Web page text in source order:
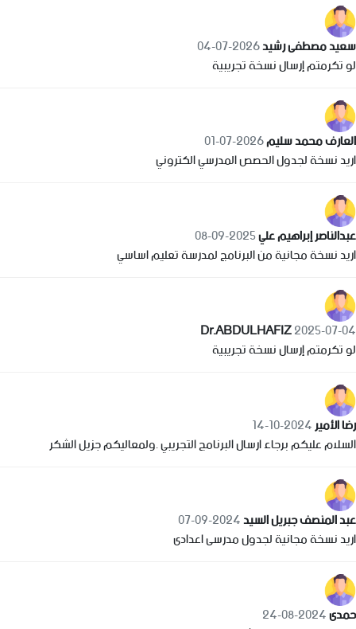
سعيد مصطفى رشيد2026-07-04
لو تكرمتم إرسال نسخة تجريبية
العارف محمد سليم2026-07-01
اريد نسخة لجدول الحصص المدرسي الكتروني
عبدالناصر إبراهيم علي2025-09-08
اريد نسخة مجانية من البرنامج لمدرسة تعليم اساسي
Dr.ABDULHAFIZ2025-07-04
لو تكرمتم إرسال نسخة تجريبية
رضا الأمير2024-10-14
السلام عليكم برجاء ارسال البرنامج التجريبي .ولمعاليكم جزيل الشكر
عبد المنصف جبريل السيد2024-09-07
اريد نسخة مجانية لجدول مدرسى اعدادى
حمدى2024-08-24